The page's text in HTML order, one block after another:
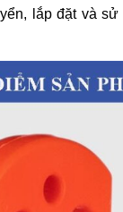
lắp đặt và sử